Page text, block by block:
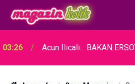
03:26 Acun Ilıcalı... BAKAN